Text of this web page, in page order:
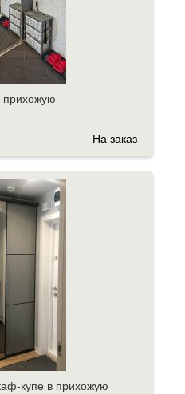
На заказ
купе в прихожую